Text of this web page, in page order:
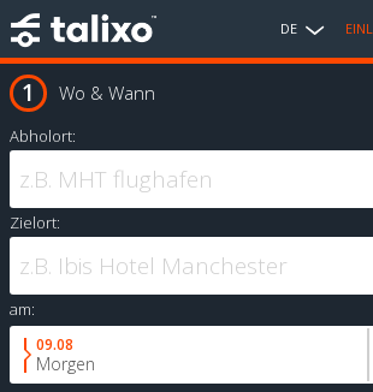
DE
Wo & Wann
Abholort:
Zielort:
am:
09.08
Morgen